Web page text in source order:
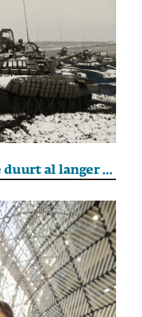
De oorlog in Oekraïne duurt al langer dan de Sovjetoorlog tegen Duitsland